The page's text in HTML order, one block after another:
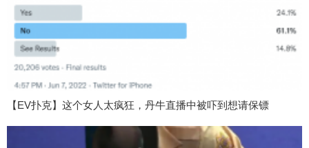
【EV扑克】这个女人太疯狂，丹牛直播中被吓到想请保镖